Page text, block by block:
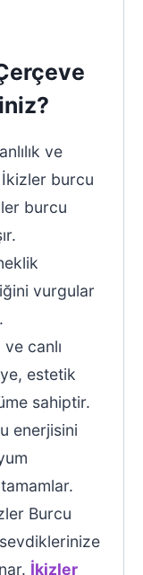
ve
burcu
burcu
vurgular
canlı
estetik
sahiptir.
enerjisini
tamamlar.
Burcu
İkizler